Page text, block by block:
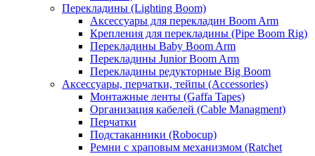
Перекладины (Lighting Boom)
Аксессуары для перекладин Boom Arm
Крепления для перекладины (Pipe Boom Rig)
Перекладины Baby Boom Arm
Перекладины Junior Boom Arm
Перекладины редукторные Big Boom
Аксессуары, перчатки, тейпы (Accessories)
Монтажные ленты (Gaffa Tapes)
Организация кабелей (Cable Managment)
Перчатки
Подстаканники (Robocup)
Ремни с храповым механизмом (Ratchet